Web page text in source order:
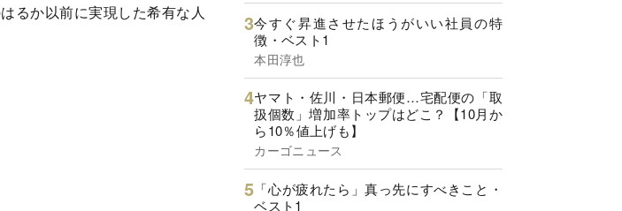
るか以前に実現した希有な人
今すぐ昇進させたほうがいい社員の特
徴・ベスト1
本田淳也
ヤマト・佐川・日本郵便…宅配便の「取
扱個数」増加率トップはどこ？【10月か
ら10％値上げも】
カーゴニュース
「心が疲れたら」真っ先にすべきこと・
ベスト1